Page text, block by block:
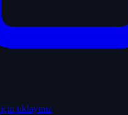
için tıklayınız